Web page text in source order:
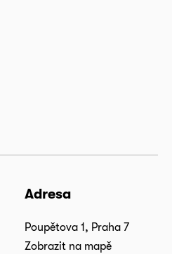
Adresa
Poupětova 1, Praha 7
Zobrazit na mapě